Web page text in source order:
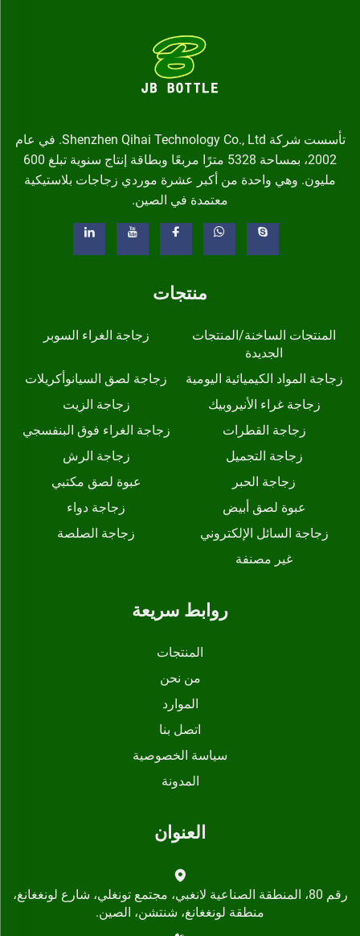
تأسست شركة Shenzhen Qihai Technology Co., Ltd. في عام
2002، بمساحة 5328 مترًا مربعًا وبطاقة إنتاج سنوية تبلغ 600
مليون. وهي واحدة من أكبر عشرة موردي زجاجات بلاستيكية
معتمدة في الصين.
منتجات
المنتجات الساخنة/المنتجات
الجديدة
زجاجة الغراء السوبر
زجاجة المواد الكيميائية اليومية
زجاجة لصق السيانوأكريلات
زجاجة غراء الأنيروبيك
زجاجة الزيت
زجاجة القطرات
زجاجة الغراء فوق البنفسجي
زجاجة التجميل
زجاجة الرش
زجاجة الحبر
عبوة لصق مكتبي
عبوة لصق أبيض
زجاجة دواء
زجاجة السائل الإلكتروني
زجاجة الصلصة
غير مصنفة
روابط سريعة
المنتجات
من نحن
الموارد
اتصل بنا
سياسة الخصوصية
المدونة
العنوان
رقم 80، المنطقة الصناعية لانغبي، مجتمع تونغلي، شارع لونغغانغ،
منطقة لونغغانغ، شنتشن، الصين.